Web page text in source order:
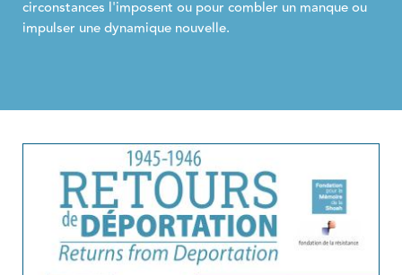
circonstances l'imposent ou pour combler un manque ou
impulser une dynamique nouvelle.